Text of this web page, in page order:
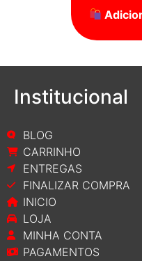
Institucional
BLOG
CARRINHO
ENTREGAS
FINALIZAR COMPRA
INICIO
LOJA
MINHA CONTA
PAGAMENTOS